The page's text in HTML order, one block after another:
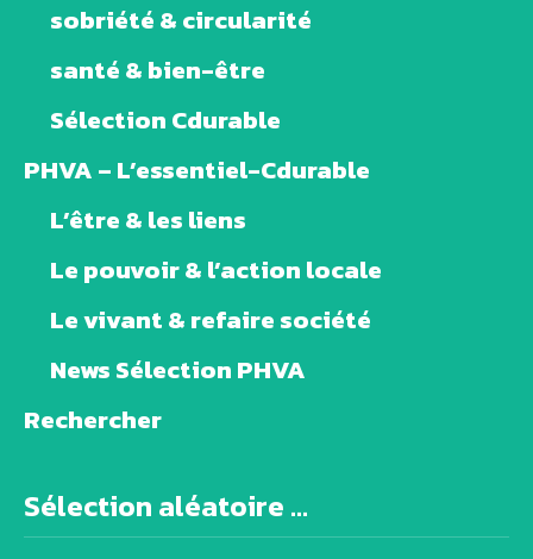
sobriété & circularité
santé & bien-être
Sélection Cdurable
PHVA – L’essentiel-Cdurable
L’être & les liens
Le pouvoir & l’action locale
Le vivant & refaire société
News Sélection PHVA
Rechercher
Sélection aléatoire ...